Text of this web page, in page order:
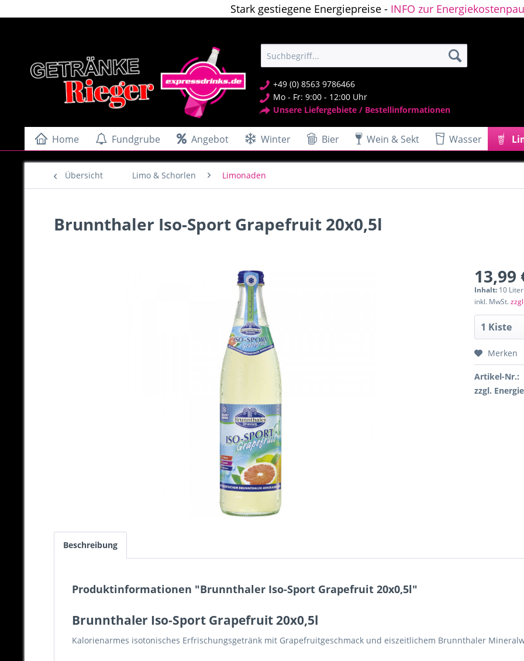
Stark gestiegene Energiepreise - INFO zur
+49 (0) 8563 9786466
Mo - Fr: 9:00 - 12:00 Uhr
Unsere Liefergebiete / Bestellinformationen
Home Fundgrube Angebot Winter Bier Wein & Sekt Wasser
Übersicht Limo & Schorlen Limonaden
Brunnthaler Iso-Sport Grapefruit 20x0,5l
13,99
Inhalt: 10
inkl. MwSt.
Merken
Artikel-Nr.:
zzgl.
Beschreibung
Produktinformationen "Brunnthaler Iso-Sport Grapefruit 20x0,5l"
Brunnthaler Iso-Sport Grapefruit 20x0,5l
Kalorienarmes isotonisches Erfrischungsgetränk mit Grapefruitgeschmack und eiszeitlichem Brunnthaler